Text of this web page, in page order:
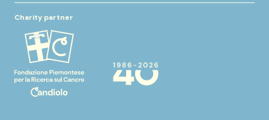
Charity partner